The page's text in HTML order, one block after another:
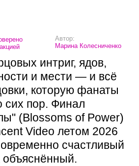
Автор:
Марина Колесниченко
интриг, ядов,
и мести — и всё
которую фанаты
сих пор. Финал
(Blossoms of Power)
Video летом 2026
счастливый
объяснённый.